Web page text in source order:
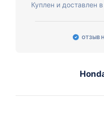
Куплен и доставлен
ОТЗЫВ